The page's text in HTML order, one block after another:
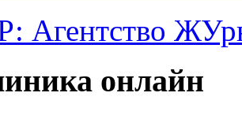
Агентство
онлайн